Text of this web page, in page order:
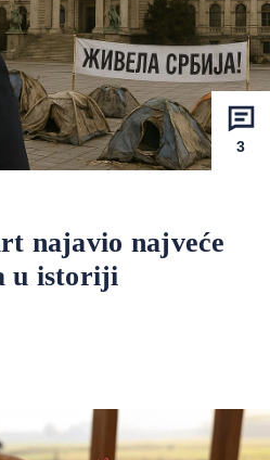
3
najavio najveće
u istoriji